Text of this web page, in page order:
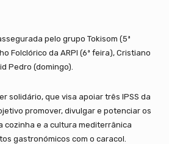
pelo grupo Tokisom (5ª
Folclórico da ARPI (6ª feira), Cristiano
Pedro (domingo).
solidário, que visa apoiar três IPSS da
promover, divulgar e potenciar os
cozinha e a cultura mediterrânica
gastronómicos com o caracol.